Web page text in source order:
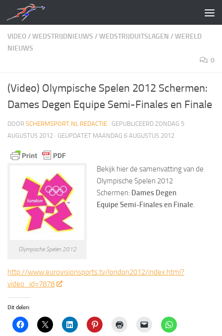
Doorgaan naar inhoud
VIDEO/WEDSTRIJDNIEUWS /WEDSTRIJDUITSLAGEN /WERELD
NIEUWS
0
(Video) Olympische Spelen 2012 Schermen:
Dames Degen Equipe Semi-Finales en Finale
DOOR SCHERMSPORT.NL REDACTIE · GEPUBLICEERD ZONDAG 5
AUGUSTUS 2012 · GEÜPDATET MAANDAG 6 AUGUSTUS 2012
Olympische Spelen 2012
Bekijk hier de samenvatting van de
Olympische Spelen 2012
Schermen: Dames Degen
Equipe Semi-Finales en Finale.
http://www.eurovisionsports.tv/london2012/index.html?
video_id=7878
Dit delen: